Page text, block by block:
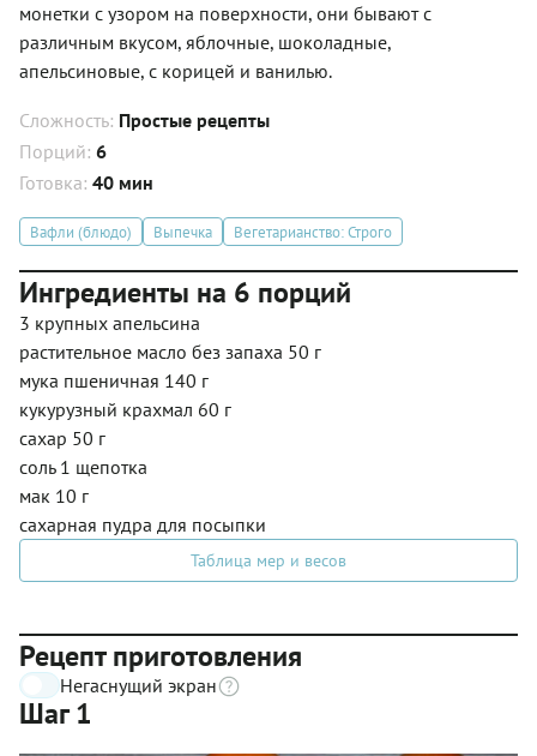
монетки с узором на поверхности, они бывают с
различным вкусом, яблочные, шоколадные,
апельсиновые, с корицей и ванилью.
Сложность: Простые рецепты
Порций: 6
Готовка: 40 мин
Вафли (блюдо) Выпечка Вегетарианство: Строго
Ингредиенты на 6 порций
3 крупных апельсина
растительное масло без запаха 50 г
мука пшеничная 140 г
кукурузный крахмал 60 г
сахар 50 г
соль 1 щепотка
мак 10 г
сахарная пудра для посыпки
Таблица мер и весов
Рецепт приготовления
Негаснущий экран
Шаг 1